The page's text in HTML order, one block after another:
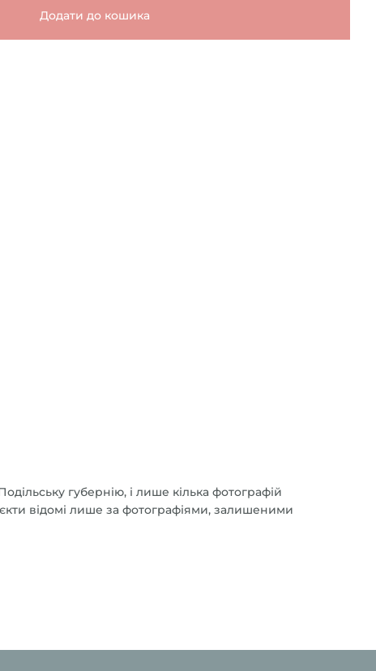
Додати до кошика
губернію, і лише кілька фотографій
відомі лише за фотографіями, залишеними